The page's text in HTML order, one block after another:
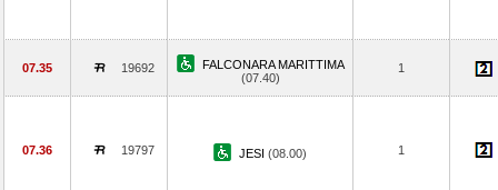
07.35 19692
FALCONARA MARITTIMA
(07.40)
1
07.36 19797 JESI (08.00) 1